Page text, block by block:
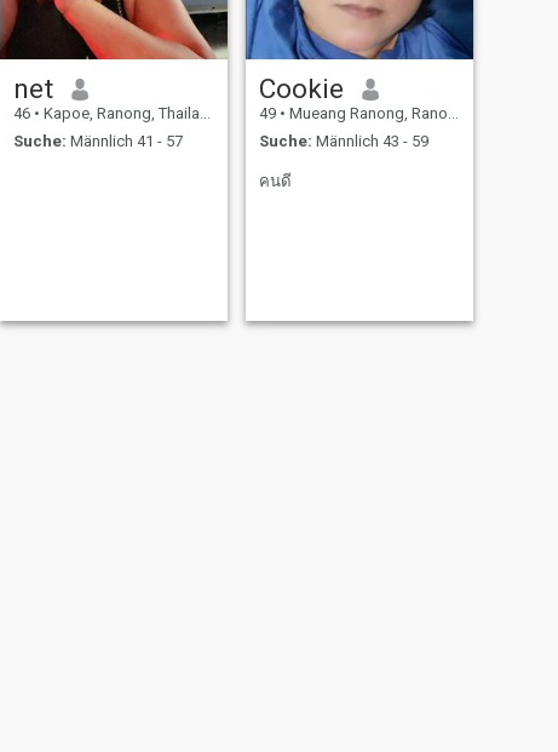
net
46 • Kapoe, Ranong, Thailand
Suche: Männlich 41 - 57
Cookie
49 • Mueang Ranong, Ranong, Thailand
Suche: Männlich 43 - 59
คนดี